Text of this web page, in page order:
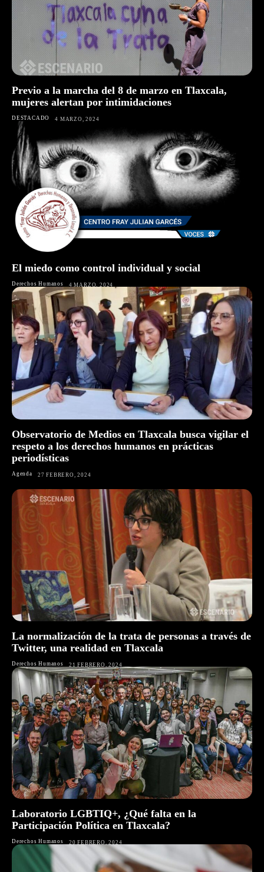
Previo a la marcha del 8 de marzo en Tlaxcala,
mujeres alertan por intimidaciones
DESTACADO 4 MARZO, 2024
El miedo como control individual y social
Derechos Humanos 4 MARZO, 2024
Observatorio de Medios en Tlaxcala busca vigilar el
respeto a los derechos humanos en prácticas
periodísticas
Agenda 27 FEBRERO, 2024
La normalización de la trata de personas a través de
Twitter, una realidad en Tlaxcala
Derechos Humanos 21 FEBRERO, 2024
Laboratorio LGBTIQ+, ¿Qué falta en la
Participación Política en Tlaxcala?
Derechos Humanos 20 FEBRERO, 2024